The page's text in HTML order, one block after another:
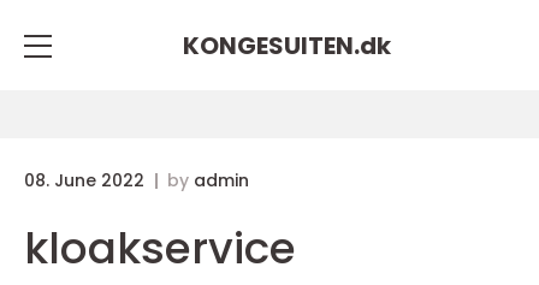
KONGESUITEN.dk
08. June 2022 by admin
kloakservice